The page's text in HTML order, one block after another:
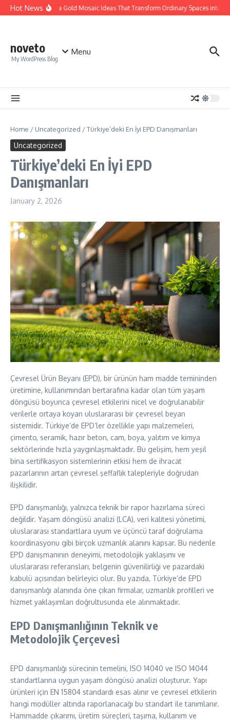
Skip to content
Hot NewsCalacatta Gold Mosaic Ideas That Transform Ordinary Spaces into
noveto
My WordPress Blog
Menu
Home / Uncategorized /Türkiye’deki En İyi EPD Danışmanları
Uncategorized
Türkiye’deki En İyi EPD
Danışmanları
January 2, 2026
Çevresel Ürün Beyanı (EPD), bir ürünün ham madde temininden
üretimine, kullanımından bertarafına kadar olan tüm yaşam
döngüsü boyunca çevresel etkilerini nicel ve doğrulanabilir
verilerle ortaya koyan uluslararası bir çevresel beyan
sistemidir. Türkiye’de EPD’ler özellikle yapı malzemeleri,
çimento, seramik, hazır beton, cam, boya, yalıtım ve kimya
sektörlerinde hızla yaygınlaşmaktadır. Bu gelişim, hem yeşil
bina sertifikasyon sistemlerinin etkisi hem de ihracat
pazarlarının artan çevresel şeffaflık talepleriyle doğrudan
ilişkilidir.
EPD danışmanlığı, yalnızca teknik bir rapor hazırlama süreci
değildir. Yaşam döngüsü analizi (LCA), veri kalitesi yönetimi,
uluslararası standartlara uyum ve üçüncü taraf doğrulama
koordinasyonu gibi birçok uzmanlık alanını kapsar. Bu nedenle
EPD danışmanının deneyimi, metodolojik yaklaşımı ve
uluslararası referansları, belgenin güvenilirliği ve pazardaki
kabulü açısından belirleyici olur. Bu yazıda, Türkiye’de EPD
danışmanlığı alanında öne çıkan firmalar, uzmanlık profilleri ve
hizmet yaklaşımları doğrultusunda ele alınmaktadır.
EPD Danışmanlığının Teknik ve
Metodolojik Çerçevesi
EPD danışmanlığı sürecinin temelini, ISO 14040 ve ISO 14044
standartlarına uygun yaşam döngüsü analizi oluşturur. Yapı
ürünleri için EN 15804 standardı esas alınır ve çevresel etkilerin
hangi modüller altında raporlanacağı bu standart ile tanımlanır.
Hammadde çıkarımı, üretim süreçleri, taşıma, kullanım ve